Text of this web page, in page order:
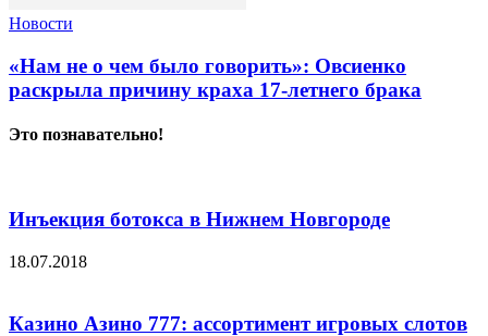
Новости
«Нам не о чем было говорить»: Овсиенко
раскрыла причину краха 17-летнего брака
Это познавательно!
Инъекция ботокса в Нижнем Новгороде
18.07.2018
Казино Азино 777: ассортимент игровых слотов